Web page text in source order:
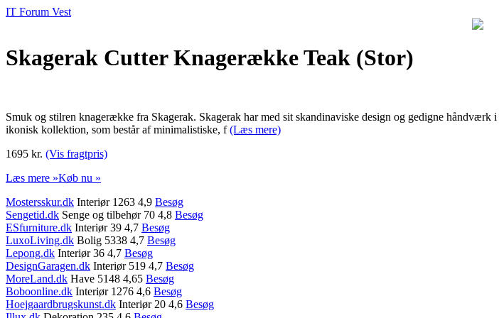
IT Forum Vest
Skagerak Cutter Knagerække Teak (Stor)
Smuk og stilren knagerække fra Skagerak. Skagerak har med sit skandinaviske design og gedigne
ikonisk kollektion, som består af minimalistiske, f(Læs mere)
1695 kr. (Vis fragtpris)
Læs mere »Køb nu »
Mostersskur.dk Interiør 1263 4,9 Besøg
Sengetid.dk Senge og tilbehør 70 4,8 Besøg
ESfurniture.dk Interiør 39 4,7 Besøg
LuxoLiving.dk Bolig 5338 4,7 Besøg
Lepong.dk Interiør 36 4,7 Besøg
DesignGaragen.dk Interiør 519 4,7 Besøg
MoreLand.dk Have 5148 4,65 Besøg
Boboonline.dk Interiør 1276 4,6 Besøg
Hoejgaardbrugskunst.dk Interiør 20 4,6 Besøg